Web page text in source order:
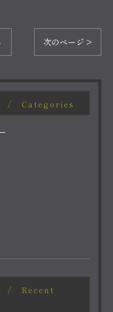
次のページ >
Categories
Recent